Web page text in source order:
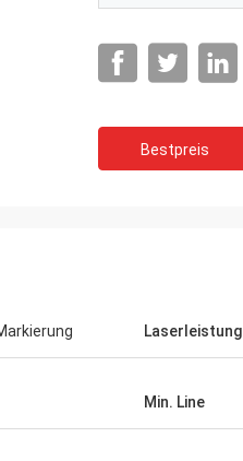
Bestpreis
Laserleistung
Min. Line